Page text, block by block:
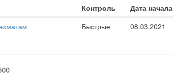
Контроль Дата начала
Быстрые 08.03.2021